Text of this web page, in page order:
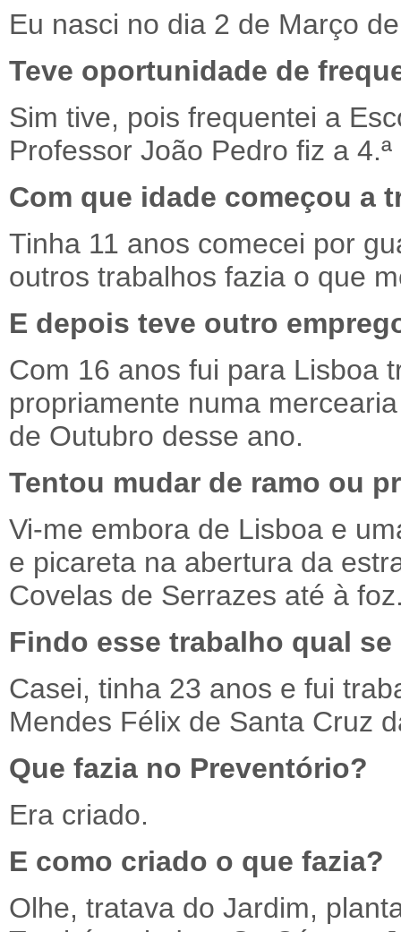
Eu nasci no dia 2 de Março
Teve oportunidade de
Sim tive, pois frequentei a
Professor João Pedro fiz a
Com que idade começou a
Tinha 11 anos comecei por
outros trabalhos fazia o que
E depois teve outro
Com 16 anos fui para Lisboa
propriamente numa
de Outubro desse ano.
Tentou mudar de ramo ou
Vi-me embora de Lisboa e
e picareta na abertura da
Covelas de Serrazes até à
Findo esse trabalho qual
Casei, tinha 23 anos e fui
Mendes Félix de Santa Cruz
Que fazia no Preventório?
Era criado.
E como criado o que fazia?
Olhe, tratava do Jardim,